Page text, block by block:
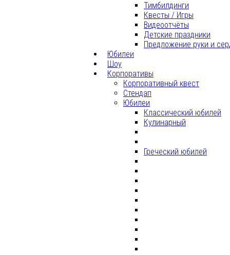
Тимбилдинги
Квесты / Игры
Видеоотчёты
Детские праздники
Предложение руки и
Юбилеи
Шоу
Корпоративы
Корпоративный квест
Стендап
Юбилеи
Классический юбилей
Кулинарный
Греческий юбилей